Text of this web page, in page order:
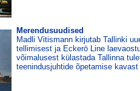
Merendusuudised
Madli Vitismann kirjutab Tallinki
tellimisest ja Eckerö Line
võimalusest külastada Tallinna
teenindusjuhtide õpetamise